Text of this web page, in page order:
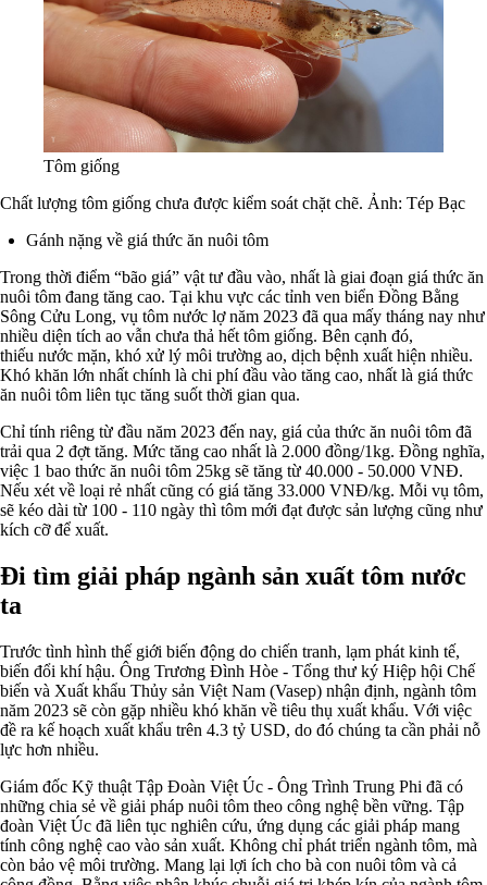
Tôm giống
Chất lượng tôm giống chưa được kiểm soát chặt chẽ. Ảnh: Tép Bạc
Gánh nặng về giá thức ăn nuôi tôm
Trong thời điểm “bão giá” vật tư đầu vào, nhất là giai đoạn giá thức ăn
nuôi tôm đang tăng cao. Tại khu vực các tỉnh ven biển Đồng Bằng
Sông Cửu Long, vụ tôm nước lợ năm 2023 đã qua mấy tháng nay như
nhiều diện tích ao vẫn chưa thả hết tôm giống. Bên cạnh đó,
thiếu nước mặn, khó xử lý môi trường ao, dịch bệnh xuất hiện nhiều.
Khó khăn lớn nhất chính là chi phí đầu vào tăng cao, nhất là giá thức
ăn nuôi tôm liên tục tăng suốt thời gian qua.
Chỉ tính riêng từ đầu năm 2023 đến nay, giá của thức ăn nuôi tôm đã
trải qua 2 đợt tăng. Mức tăng cao nhất là 2.000 đồng/1kg. Đồng nghĩa,
việc 1 bao thức ăn nuôi tôm 25kg sẽ tăng từ 40.000 - 50.000 VNĐ.
Nếu xét về loại rẻ nhất cũng có giá tăng 33.000 VNĐ/kg. Mỗi vụ tôm,
sẽ kéo dài từ 100 - 110 ngày thì tôm mới đạt được sản lượng cũng như
kích cỡ để xuất.
Đi tìm giải pháp ngành sản xuất tôm nước
ta
Trước tình hình thế giới biến động do chiến tranh, lạm phát kinh tế,
biến đổi khí hậu. Ông Trương Đình Hòe - Tổng thư ký Hiệp hội Chế
biến và Xuất khẩu Thủy sản Việt Nam (Vasep) nhận định, ngành tôm
năm 2023 sẽ còn gặp nhiều khó khăn về tiêu thụ xuất khẩu. Với việc
đề ra kế hoạch xuất khẩu trên 4.3 tỷ USD, do đó chúng ta cần phải nỗ
lực hơn nhiều.
Giám đốc Kỹ thuật Tập Đoàn Việt Úc - Ông Trình Trung Phi đã có
những chia sẻ về giải pháp nuôi tôm theo công nghệ bền vững. Tập
đoàn Việt Úc đã liên tục nghiên cứu, ứng dụng các giải pháp mang
tính công nghệ cao vào sản xuất. Không chỉ phát triển ngành tôm, mà
còn bảo vệ môi trường. Mang lại lợi ích cho bà con nuôi tôm và cả